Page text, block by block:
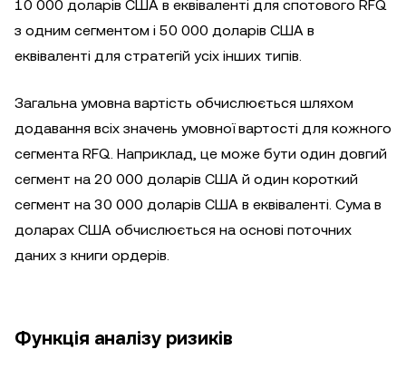
10 000 доларів США в еквіваленті для спотового RFQ
з одним сегментом і 50 000 доларів США в
еквіваленті для стратегій усіх інших типів.
Загальна умовна вартість обчислюється шляхом
додавання всіх значень умовної вартості для кожного
сегмента RFQ. Наприклад, це може бути один довгий
сегмент на 20 000 доларів США й один короткий
сегмент на 30 000 доларів США в еквіваленті. Сума в
доларах США обчислюється на основі поточних
даних з книги ордерів.
Функція аналізу ризиків